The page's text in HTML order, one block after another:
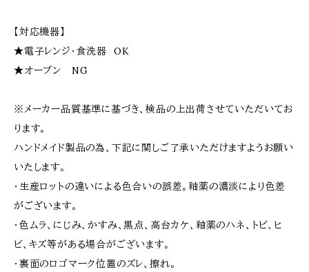
【対応機器】
★電子レンジ・食洗器 OK
★オーブン NG
※メーカー品質基準に基づき、検品の上出荷させていただいてお
ります。
ハンドメイド製品の為、下記に関しご了承いただけますようお願い
いたします。
・生産ロットの違いによる色合いの誤差。釉薬の濃淡により色差
がございます。
・色ムラ、にじみ、かすみ、黒点、高台カケ、釉薬のハネ、トビ、ヒ
ビ、キズ等がある場合がございます。
・裏面のロゴマーク位置のズレ、擦れ。